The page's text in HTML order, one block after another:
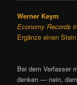
Werner Keym
Economy Records
Ergänze einen
Bei dem Verfasser
denken — nein,